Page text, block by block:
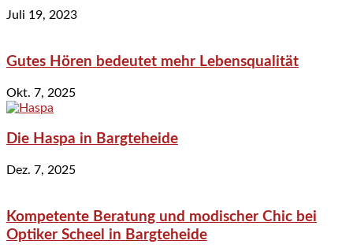
Juli 19, 2023
Gutes Hören bedeutet mehr Lebensqualität
Okt. 7, 2025
Die Haspa in Bargteheide
Dez. 7, 2025
Kompetente Beratung und modischer Chic bei
Optiker Scheel in Bargteheide